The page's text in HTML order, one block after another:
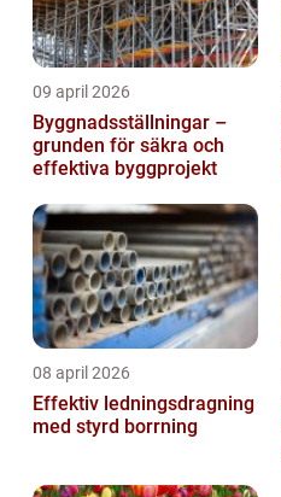
09 april 2026
Byggnadsställningar –
grunden för säkra och
effektiva byggprojekt
08 april 2026
Effektiv ledningsdragning
med styrd borrning